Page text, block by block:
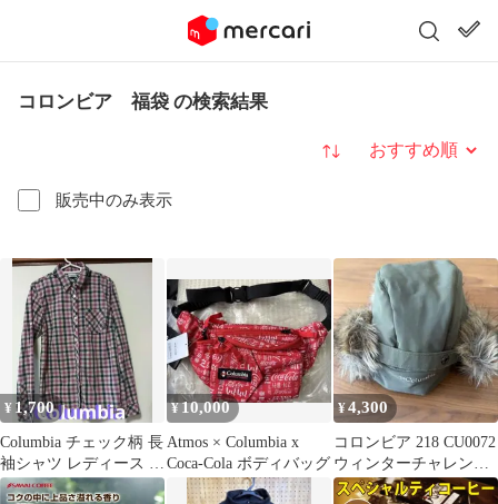
コロンビア 福袋 の検索結果
販売中のみ表示
並び替え
¥ 1,700
Columbia チェック柄 長
袖シャツ レディース L
サイズ トップス
¥10,000
Atmos × Columbia x
Coca-Cola ボディバッグ
¥4,300
コロンビア 218 CU0072
ウィンターチャレンジ
ャートラッパー